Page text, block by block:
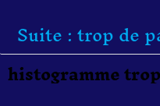
Suite : trop de
histogramme